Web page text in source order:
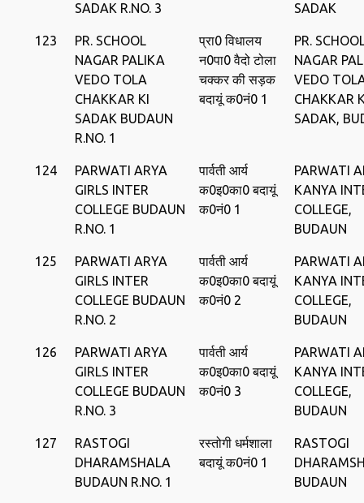
SADAK R.NO. 3
SADAK
123
PR. SCHOOL
NAGAR PALIKA
VEDO TOLA
CHAKKAR KI
SADAK BUDAUN
R.NO. 1
प्रा0 विधालय
न0पा0 वैदो टोला
चक्‍कर की सड़क
बदायूं क0नं0 1
PR.
NAGAR
VEDO
CHAKKAR
SADAK,
124
PARWATI ARYA
GIRLS INTER
COLLEGE BUDAUN
R.NO. 1
पार्वती आर्य
क0इ0का0 बदायूं
क0नं0 1
PARWATI
KANYA
COLLEGE,
BUDAUN
125
PARWATI ARYA
GIRLS INTER
COLLEGE BUDAUN
R.NO. 2
पार्वती आर्य
क0इ0का0 बदायूं
क0नं0 2
PARWATI
KANYA
COLLEGE,
BUDAUN
126
PARWATI ARYA
GIRLS INTER
COLLEGE BUDAUN
R.NO. 3
पार्वती आर्य
क0इ0का0 बदायूं
क0नं0 3
PARWATI
KANYA
COLLEGE,
BUDAUN
127
RASTOGI
DHARAMSHALA
BUDAUN R.NO. 1
रस्‍तोगी धर्मशाला
बदायूं क0नं0 1
RASTOGI
BUDAUN